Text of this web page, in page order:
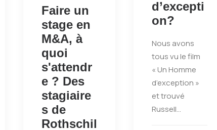
Faire un
stage en
M&A, à
quoi
s'attendr
e ? Des
stagiaire
s de
Rothschil
d’excepti
on?
Nous avons
tous vu le film
« Un Homme
d’exception »
et trouvé
Russell…